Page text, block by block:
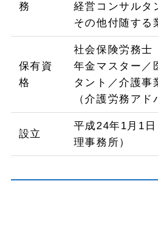
務
経営コンサルタ
その他付随する
保有資
格
社会保険労務士
年金マスター／
タント／介護事
（介護労務ア
設立
平成24年1月1
理事務所）